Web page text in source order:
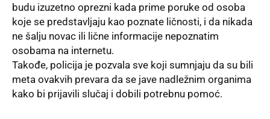
budu izuzetno oprezni kada prime poruke od osoba
koje se predstavljaju kao poznate ličnosti, i da nikada
ne šalju novac ili lične informacije nepoznatim
osobama na internetu.
Takođe, policija je pozvala sve koji sumnjaju da su bili
meta ovakvih prevara da se jave nadležnim organima
kako bi prijavili slučaj i dobili potrebnu pomoć.